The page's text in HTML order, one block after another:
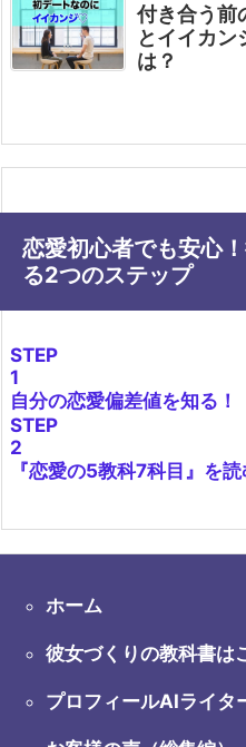
付き合う前
とイイカ
は？
恋愛初心者でも安心
る2つのステップ
STEP
1
自分の恋愛偏差値を知る！
STEP
2
『恋愛の5教科7科目』を読
ホーム
彼女づくりの教科書は
プロフィールAIライタ